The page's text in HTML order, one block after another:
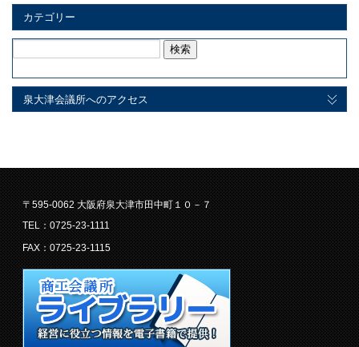
カテゴリー
泉大津会議所へのアクセス
〒595-0062 大阪府泉大津市田中町１０－７
TEL：0725-23-1111
FAX：0725-23-1115